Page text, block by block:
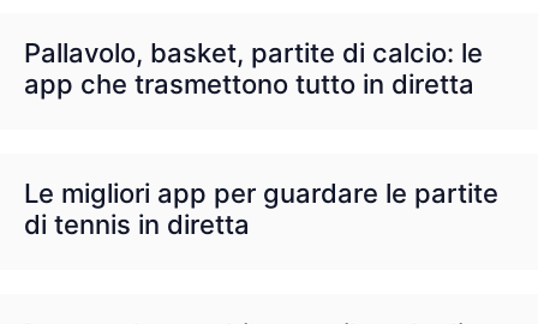
Pallavolo, basket, partite di calcio: le
app che trasmettono tutto in diretta
Le migliori app per guardare le partite
di tennis in diretta